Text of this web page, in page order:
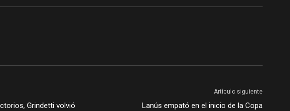
Grindetti volvió
Artículo siguiente
Lanús empató en el inicio de la Copa